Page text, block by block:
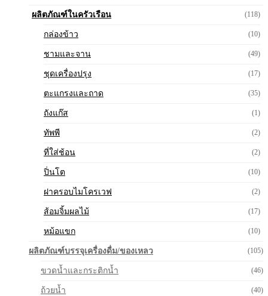
ผลิตภัณฑ์ในครัวเรือน (118)
กล่องข้าว (10)
ชามและจาน (49)
ชุดเครื่องปรุง (17)
ตะแกรงและถาด (35)
ถังแก๊ส (1)
ทัพพี (2)
ที่ใส่ช้อน (2)
ปิ่นโต (10)
ฝาครอบไมโครเวฟ (2)
ส้อมจิ้มผลไม้ (17)
หม้อแขก (10)
ผลิตภัณฑ์บรรจุเครื่องดื่ม/ของเหลว (105)
ขวดน้ำและกระติกน้ำ (46)
ถ้วยน้ำ (40)